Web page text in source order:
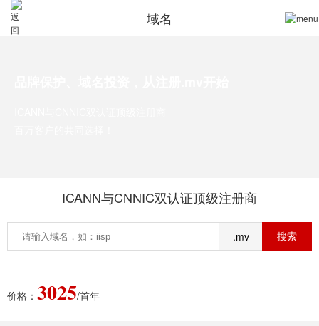
域名
ICANN与CNNIC双认证顶级注册商
.mv
价格： 3025/首年